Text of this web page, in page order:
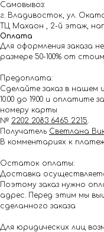
Самовывоз:
г. Владивосток, ул.
ТЦ Махаон , 2-й этаж,
Оплата
Для оформления заказа
размере 50-100% от
Предоплата:
Сделайте заказ в нашем
10.00 до 19.00 и оплатите
номеру карты
№ 2202 2083 6465 2215.
Получатель Светлана
В комментариях к
Остаток оплаты:
Доставка
Поэтому заказ нужно
адрес. Перед этим мы
сделанного заказа
Для юридических лиц